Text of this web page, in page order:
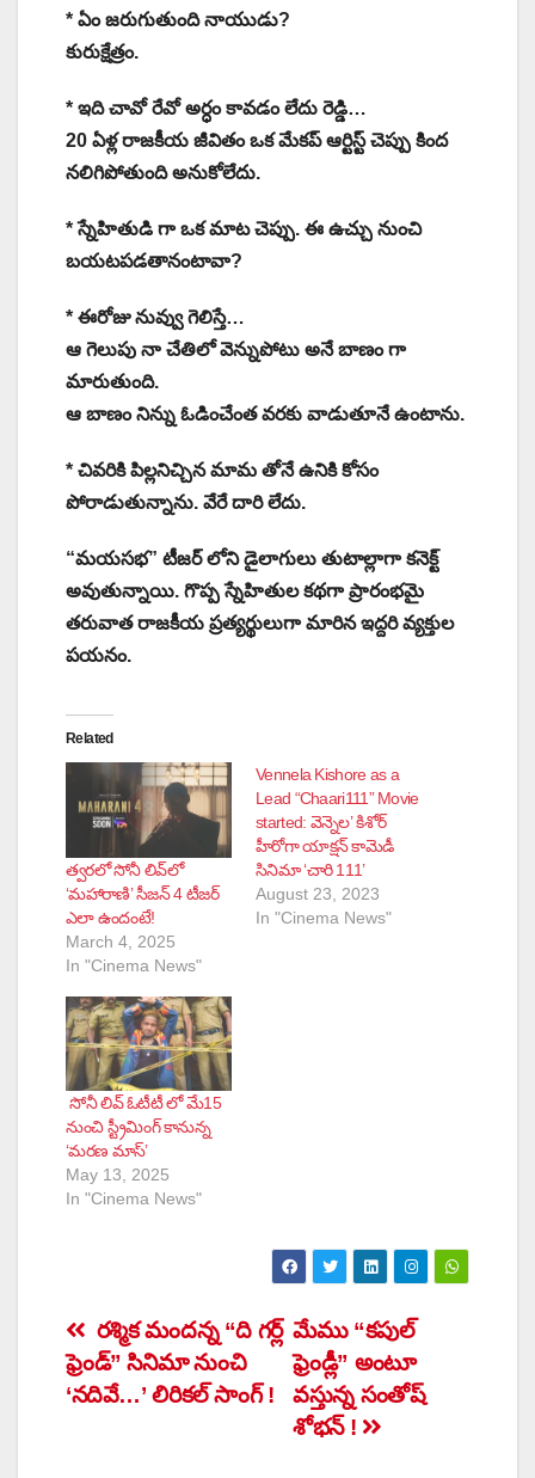
* ఏం జరుగుతుంది నాయుడు?
కురుక్షేత్రం.
* ఇది చావో రేవో అర్ధం కావడం లేదు రెడ్డి…
20 ఏళ్ల రాజకీయ జీవితం ఒక మేకప్ ఆర్టిస్ట్ చెప్పు కింద
నలిగిపోతుంది అనుకోలేదు.
* స్నేహితుడి గా ఒక మాట చెప్పు. ఈ ఉచ్చు నుంచి
బయటపడతానంటావా?
* ఈరోజు నువ్వు గెలిస్తే…
ఆ గెలుపు నా చేతిలో వెన్నుపోటు అనే బాణం గా
మారుతుంది.
ఆ బాణం నిన్ను ఓడించేంత వరకు వాడుతూనే ఉంటాను.
* చివరికి పిల్లనిచ్చిన మామ తోనే ఉనికి కోసం
పోరాడుతున్నాను. వేరే దారి లేదు.
“మయసభ” టీజర్ లోని డైలాగులు తుటాల్లాగా కనెక్ట్
అవుతున్నాయి. గొప్ప స్నేహితుల కథగా ప్రారంభమై
తరువాత రాజకీయ ప్రత్యర్థులుగా మారిన ఇద్దరి వ్యక్తుల
పయనం.
Related
త్వ‌ర‌లో సోనీ లివ్‌లో
‘మ‌హారాణి’ సీజ‌న్ 4 టీజ‌ర్
ఎలా ఉందంటే!
March 4, 2025
In "Cinema News"
Vennela Kishore as a
Lead “Chaari111” Movie
started: వెన్నెల’ కిశోర్
హీరోగా యాక్షన్ కామెడీ
సినిమా ‘చారి 111’
August 23, 2023
In "Cinema News"
సోనీ లివ్‌ ఓటీటీ లో మే15
నుంచి స్ట్రీమింగ్ కానున్న
‘మరణ మాస్’
May 13, 2025
In "Cinema News"
Post
navigation
మేము “కపుల్
ఫ్రెండ్లీ” అంటూ
వస్తున్న సంతోష్
శోభన్ !
రశ్మిక మందన్న “ది గర్ల్
ఫ్రెండ్” సినిమా నుంచి
‘నదివే…’ లిరికల్ సాంగ్ !